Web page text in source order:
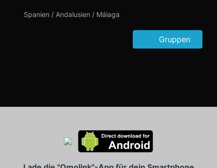
Spanien / Andalusien / Málaga
Gruppen